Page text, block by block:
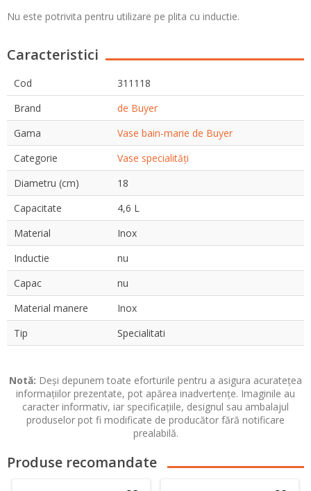
Nu este potrivita pentru utilizare pe plita cu inductie.
Caracteristici
Cod
311118
Brand
de Buyer
Gama
Vase bain-marie de Buyer
Categorie
Vase specialități
Diametru (cm)
18
Capacitate
4,6 L
Material
Inox
Inductie
nu
Capac
nu
Material manere
Inox
Tip
Specialitati
Notă: Deși depunem toate eforturile pentru a asigura acuratețea
informațiilor prezentate, pot apărea inadvertențe. Imaginile au
caracter informativ, iar specificațiile, designul sau ambalajul
produselor pot fi modificate de producător fără notificare
prealabilă.
Produse recomandate